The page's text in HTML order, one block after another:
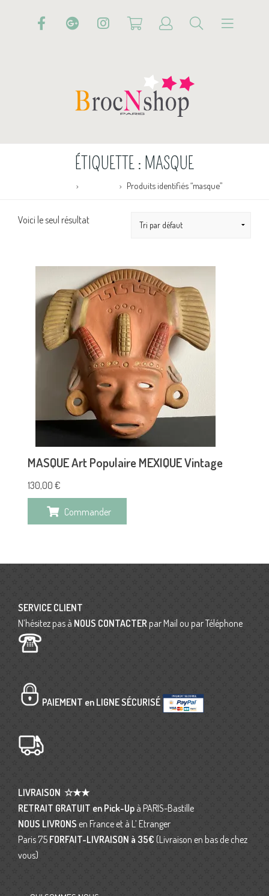
ÉTIQUETTE : MASQUE
Produits identifiés “masque”
Voici le seul résultat
MASQUE Art Populaire MEXIQUE Vintage
130,00 €
Commander
SERVICE CLIENT
N’hésitez pas à NOUS CONTACTER par Mail ou par Téléphone
PAIEMENT en LIGNE SÉCURISÉ
LIVRAISON ☆★★
RETRAIT GRATUIT en Pick-Up à PARIS-Bastille
NOUS LIVRONS en France et à L’ Etranger
Paris 75 FORFAIT-LIVRAISON à 35€ (Livraison en bas de chez
vous)